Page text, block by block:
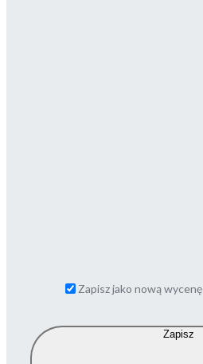
Zapisz jako nową wycenę
Zapisz